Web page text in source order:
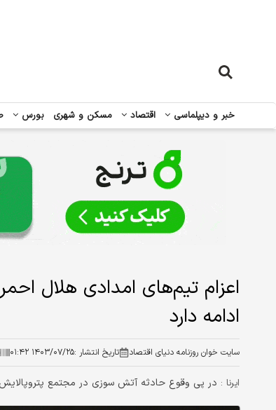
خبر و دیپلماسی اقتصاد مسکن و شهری بورس
اعزام تیم‌های امدادی هلال
ادامه دارد
سایت خوان روزنامه دنیای اقتصاد تاریخ انتشار :۱۴۰۳/۰۷/۲۵ ۰۱:۴۲
ایرنا : در پی وقوع حادثه آتش سوزی در مجتمع پتروپالایش شوشتر ۱۰ تیم امدادی جمعیت هلال احمر استان خوزستان به